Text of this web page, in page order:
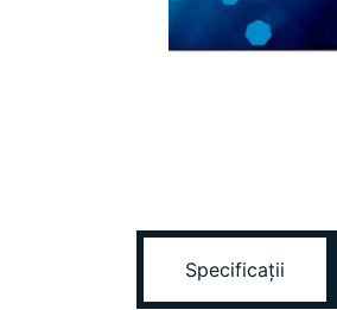
Specificații